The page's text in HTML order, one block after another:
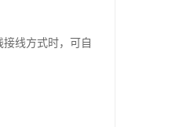
线方式时，可自